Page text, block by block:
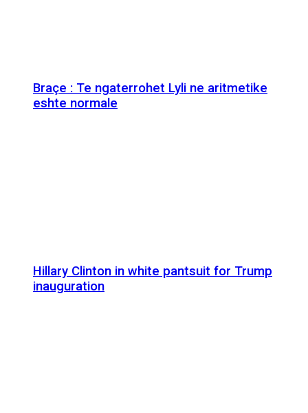
Braçe : Te ngaterrohet Lyli ne aritmetike
eshte normale
Hillary Clinton in white pantsuit for Trump
inauguration